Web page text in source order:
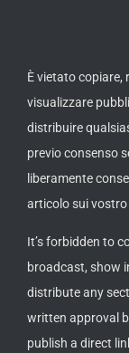
È vietato copiare,
visualizzare
distribuire
previo consenso
liberamente
articolo sui
It’s forbidden to
broadcast, show
distribute any
written approval
publish a direct